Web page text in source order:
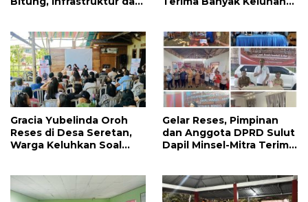
Warga
Gracia Yubelinda Oroh
Reses di Desa Seretan,
Warga Keluhkan Soal
Gelar Reses, Pimpinan
dan Anggota DPRD Sulut
Dapil Minsel-Mitra Terima